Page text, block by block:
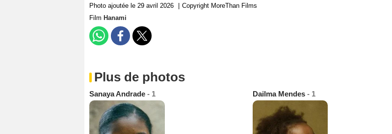
Photo ajoutée le 29 avril 2026
Copyright MoreThan Films
Film Hanami
Plus de photos
Sanaya Andrade - 1 Dailma Mendes - 1